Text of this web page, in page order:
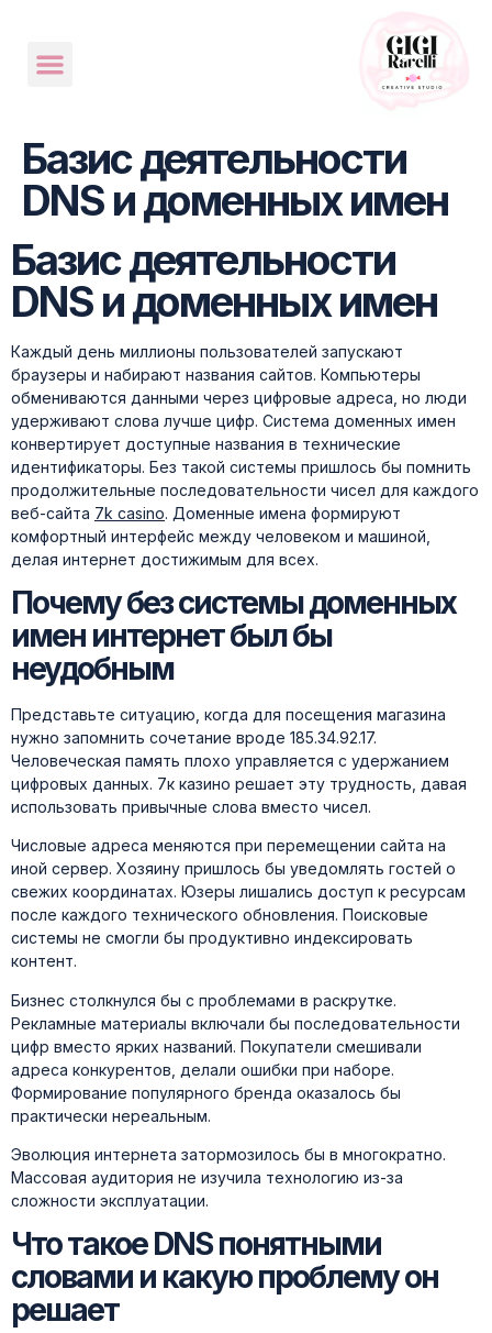
Базис деятельности
DNS и доменных имен
Базис деятельности
DNS и доменных имен
Каждый день миллионы пользователей запускают
браузеры и набирают названия сайтов. Компьютеры
обмениваются данными через цифровые адреса, но люди
удерживают слова лучше цифр. Система доменных имен
конвертирует доступные названия в технические
идентификаторы. Без такой системы пришлось бы помнить
продолжительные последовательности чисел для каждого
веб-сайта 7k casino. Доменные имена формируют
комфортный интерфейс между человеком и машиной,
делая интернет достижимым для всех.
Почему без системы доменных
имен интернет был бы
неудобным
Представьте ситуацию, когда для посещения магазина
нужно запомнить сочетание вроде 185.34.92.17.
Человеческая память плохо управляется с удержанием
цифровых данных. 7к казино решает эту трудность, давая
использовать привычные слова вместо чисел.
Числовые адреса меняются при перемещении сайта на
иной сервер. Хозяину пришлось бы уведомлять гостей о
свежих координатах. Юзеры лишались доступ к ресурсам
после каждого технического обновления. Поисковые
системы не смогли бы продуктивно индексировать
контент.
Бизнес столкнулся бы с проблемами в раскрутке.
Рекламные материалы включали бы последовательности
цифр вместо ярких названий. Покупатели смешивали
адреса конкурентов, делали ошибки при наборе.
Формирование популярного бренда оказалось бы
практически нереальным.
Эволюция интернета затормозилось бы в многократно.
Массовая аудитория не изучила технологию из-за
сложности эксплуатации.
Что такое DNS понятными
словами и какую проблему он
решает